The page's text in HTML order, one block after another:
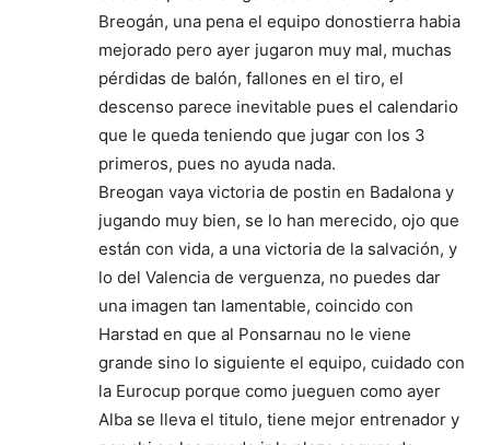
Breogán, una pena el equipo donostierra habia
mejorado pero ayer jugaron muy mal, muchas
pérdidas de balón, fallones en el tiro, el
descenso parece inevitable pues el calendario
que le queda teniendo que jugar con los 3
primeros, pues no ayuda nada.
Breogan vaya victoria de postin en Badalona y
jugando muy bien, se lo han merecido, ojo que
están con vida, a una victoria de la salvación, y
lo del Valencia de verguenza, no puedes dar
una imagen tan lamentable, coincido con
Harstad en que al Ponsarnau no le viene
grande sino lo siguiente el equipo, cuidado con
la Eurocup porque como jueguen como ayer
Alba se lleva el titulo, tiene mejor entrenador y